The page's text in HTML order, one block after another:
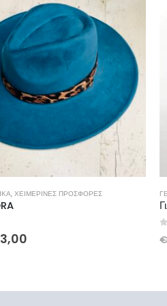
,ΡΟΎΧΑ,ΧΕΙΜΕΡΙΝΕΣ ΠΡΟΣΦΟΡΕΣ
σαμπανιζέ
5
€19,00